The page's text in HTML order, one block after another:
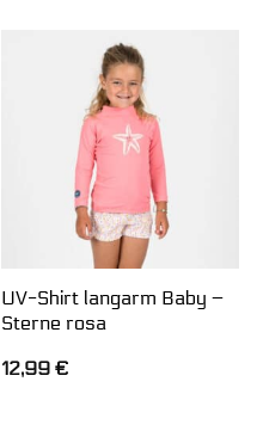
UV-Shirt langarm Baby –
Sterne rosa
12,99 €